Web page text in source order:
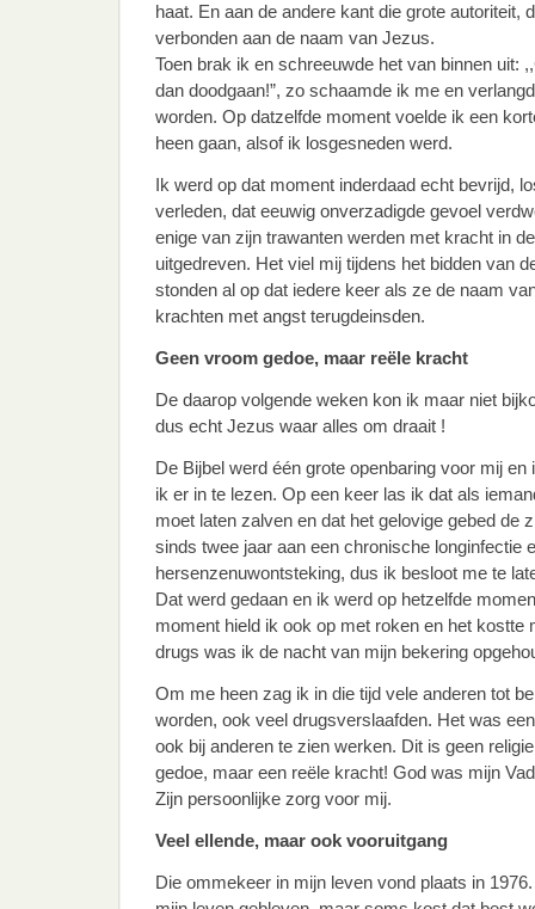
haat. En aan de andere kant die grote autoriteit,
verbonden aan de naam van Jezus.
Toen brak ik en schreeuwde het van binnen uit:
dan doodgaan!”, zo schaamde ik me en
worden. Op datzelfde moment voelde ik een
heen gaan, alsof ik losgesneden werd.
Ik werd op dat moment inderdaad echt bevrijd,
verleden, dat eeuwig onverzadigde gevoel
enige van zijn trawanten werden met kracht in
uitgedreven. Het viel mij tijdens het bidden van
stonden al op dat iedere keer als ze de naam
krachten met angst terugdeinsden.
Geen vroom gedoe, maar reële kracht
De daarop volgende weken kon ik maar niet
dus echt Jezus waar alles om draait !
De Bijbel werd één grote openbaring voor mij
ik er in te lezen. Op een keer las ik dat als
moet laten zalven en dat het gelovige gebed de
sinds twee jaar aan een chronische longinfectie
hersenzenuwontsteking, dus ik besloot me te
Dat werd gedaan en ik werd op hetzelfde
moment hield ik ook op met roken en het kostte
drugs was ik de nacht van mijn bekering
Om me heen zag ik in die tijd vele anderen tot
worden, ook veel drugsverslaafden. Het was
ook bij anderen te zien werken. Dit is geen
gedoe, maar een reële kracht! God was mijn
Zijn persoonlijke zorg voor mij.
Veel ellende, maar ook vooruitgang
Die ommekeer in mijn leven vond plaats in